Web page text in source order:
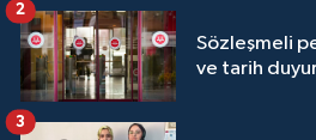
Sözleşmeli
ve tarih
2
3